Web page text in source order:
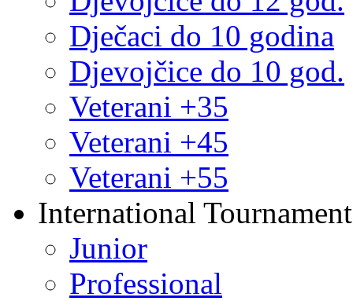
Dječaci do 10 godina
Djevojčice do 10 god.
Veterani +35
Veterani +45
Veterani +55
International
Junior
Professional